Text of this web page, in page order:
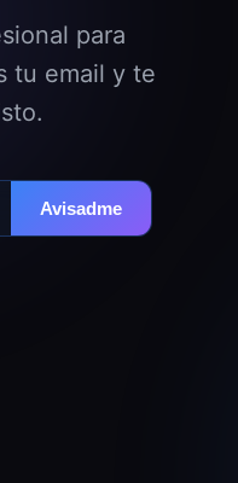
para
tu email y te
Avisadme